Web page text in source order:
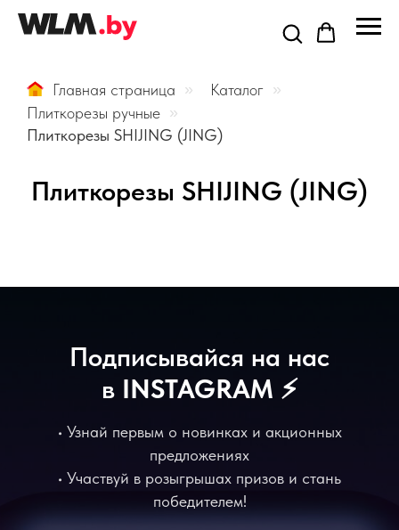
Главная страница » Каталог »
Плиткорезы ручные »
Плиткорезы SHIJING (JING)
Плиткорезы SHIJING (JING)
Подписывайся на нас
в INSTAGRAM ⚡️
• Узнай первым о новинках и акционных
предложениях
• Участвуй в розыгрышах призов и стань
победителем!